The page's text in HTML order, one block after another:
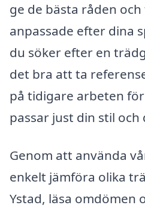
ge de bästa råden
anpassade efter dina
du söker efter en
det bra att ta
på tidigare arbeten
passar just din stil och
Genom att använda
enkelt jämföra olika
Ystad, läsa omdömen